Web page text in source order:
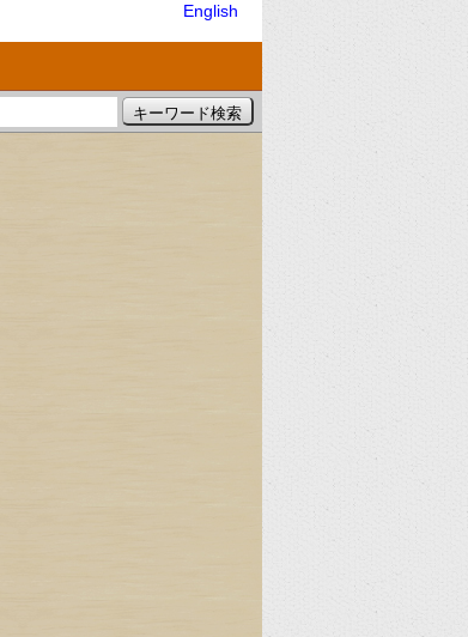
English